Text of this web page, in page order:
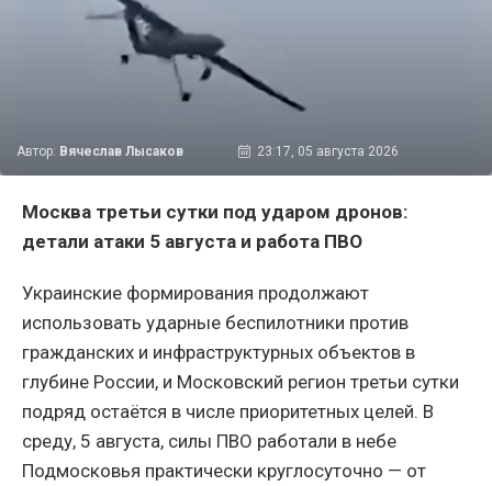
Автор: Вячеслав Лысаков 23:17, 05 августа 2026
Москва третьи сутки под ударом дронов:
детали атаки 5 августа и работа ПВО
Украинские формирования продолжают
использовать ударные беспилотники против
гражданских и инфраструктурных объектов в
глубине России, и Московский регион третьи сутки
подряд остаётся в числе приоритетных целей. В
среду, 5 августа, силы ПВО работали в небе
Подмосковья практически круглосуточно — от